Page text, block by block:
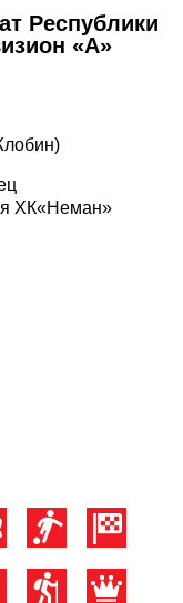
Республики
«А»
ХК«Неман»